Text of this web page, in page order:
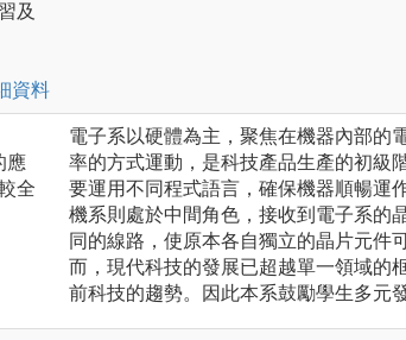
及
資料
應
全
電子系以硬體為主，聚焦在機器內部的
率的方式運動，是科技產品生產的初級
要運用不同程式語言，確保機器順暢運
機系則處於中間角色，接收到電子系的
同的線路，使原本各自獨立的晶片元件
而，現代科技的發展已超越單一領域的
前科技的趨勢。因此本系鼓勵學生多元發